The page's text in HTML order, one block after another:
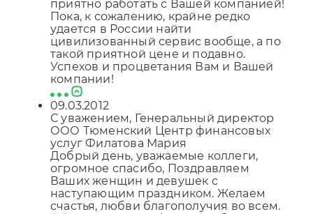
приятно работать с Вашей компанией!
Пока, к сожалению, крайне редко
удается в России найти
цивилизованный сервис вообще, а по
такой приятной цене и подавно.
Успехов и процветания Вам и Вашей
компании!
09.03.2012
С уважением, Генеральный директор
ООО Тюменский Центр финансовых
услуг Филатова Мария
Добрый день, уважаемые коллеги,
огромное спасибо, Поздравляем
Ваших женщин и девушек с
наступающим праздником. Желаем
счастья, любви благополучия во всем.